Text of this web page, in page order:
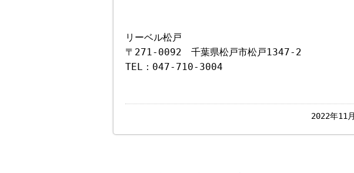
リーベル松戸
〒271-0092 千葉県松戸市松戸1347-2
TEL：047-710-3004
2022年11